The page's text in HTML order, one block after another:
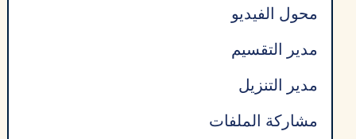
محول الفيديو
مدير التقسيم
مدير التنزيل
مشاركة الملفات